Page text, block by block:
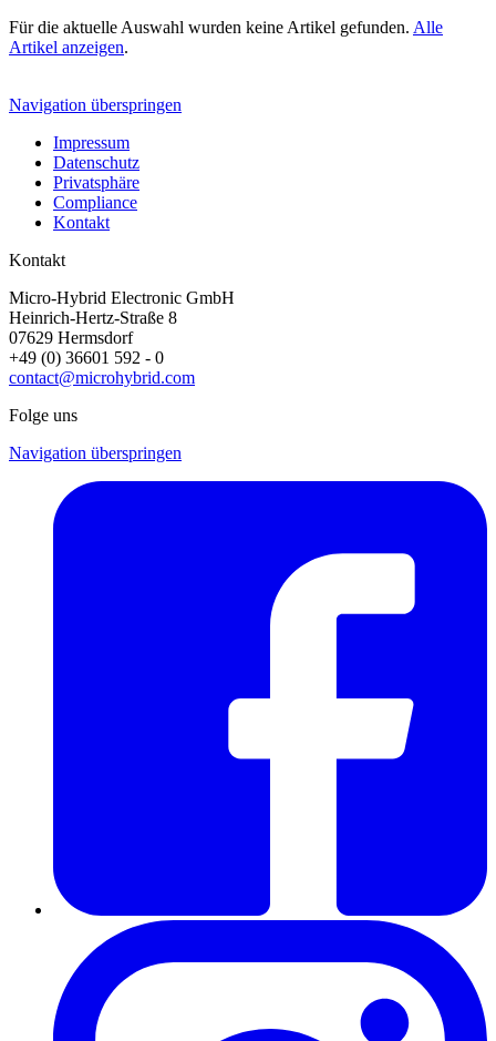
Für die aktuelle Auswahl wurden keine Artikel gefunden. Alle
Artikel anzeigen.
Navigation überspringen
Impressum
Datenschutz
Privatsphäre
Compliance
Kontakt
Kontakt
Micro-Hybrid Electronic GmbH
Heinrich-Hertz-Straße 8
07629 Hermsdorf
+49 (0) 36601 592 - 0
contact@microhybrid.com
Folge uns
Navigation überspringen